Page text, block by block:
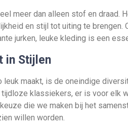
meer dan alleen stof en draad.
en stijl tot uiting te brengen.
jurken, leuke kleding is een
in Stijlen
leuk maakt, is de oneindige
klassiekers, er is voor elk
die we maken bij het
willen worden.